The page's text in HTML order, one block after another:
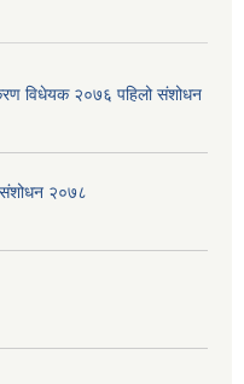
विधेयक २०७६ पहिलो संशोधन
संशोधन २०७८